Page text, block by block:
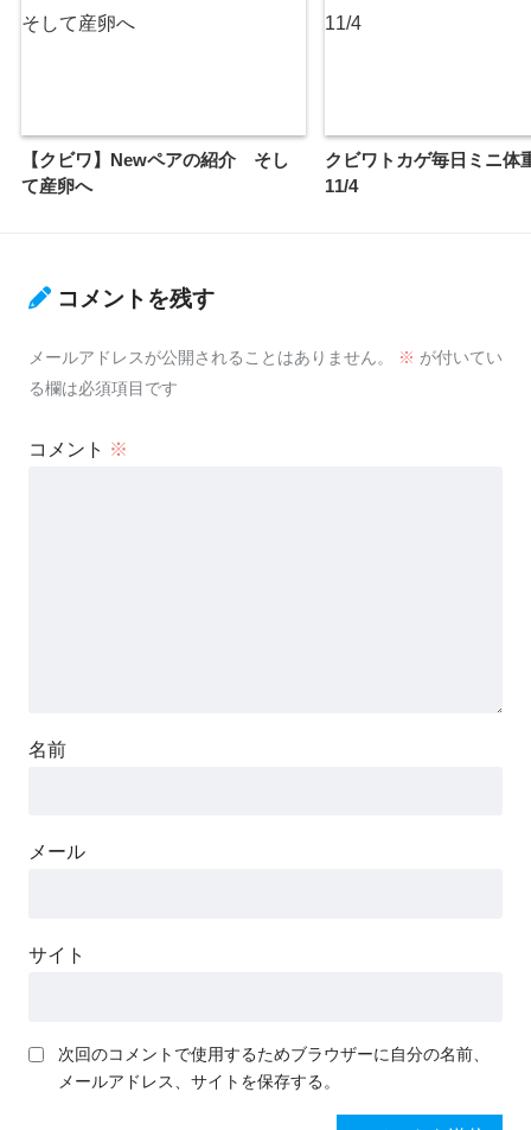
【クビワ】Newペアの紹介 そし
て産卵へ
クビワトカゲ毎日ミニ体
11/4
コメントを残す
メールアドレスが公開されることはありません。 ※ が付いてい
る欄は必須項目です
コメント ※
名前
メール
サイト
次回のコメントで使用するためブラウザーに自分の名前、
メールアドレス、サイトを保存する。